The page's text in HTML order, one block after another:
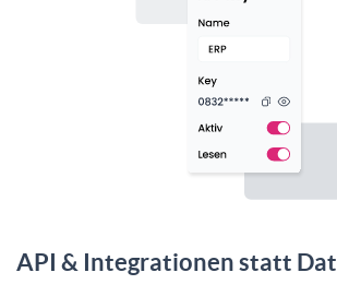
API & Integrationen statt